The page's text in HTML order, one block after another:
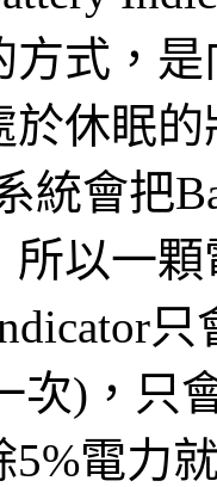
方式，
於休眠
統會把
所以一
次)，只
電力